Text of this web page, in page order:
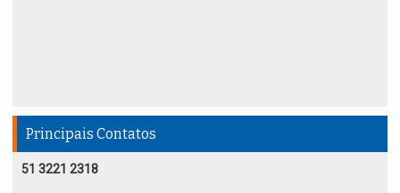
Principais Contatos
51 3221 2318